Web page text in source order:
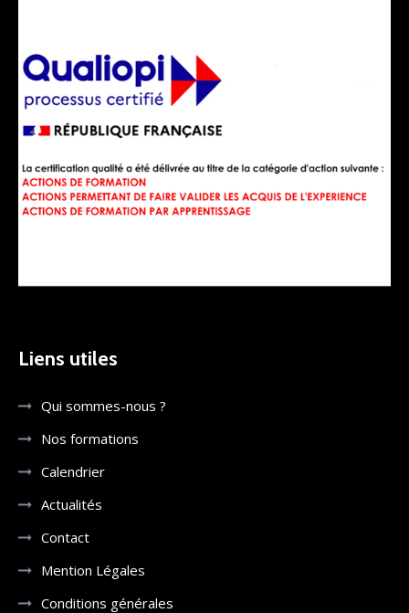
Liens utiles
Qui sommes-nous ?
Nos formations
Calendrier
Actualités
Contact
Mention Légales
Conditions générales